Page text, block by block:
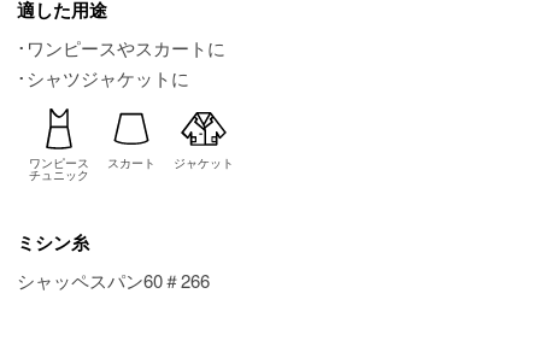
適した用途
･ワンピースやスカートに
･シャツジャケットに
ワンピース
チュニック
スカート ジャケット
ミシン糸
シャッペスパン60＃266